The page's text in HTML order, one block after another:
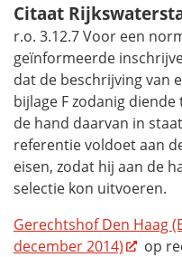
Citaat
r.o. 3.12.7 Voor een
geïnformeerde
dat de beschrijving van
bijlage F zodanig
de hand daarvan in
referentie voldoet aan
eisen, zodat hij aan de
selectie kon uitvoeren.
Gerechtshof Den Haag
december 2014)
op